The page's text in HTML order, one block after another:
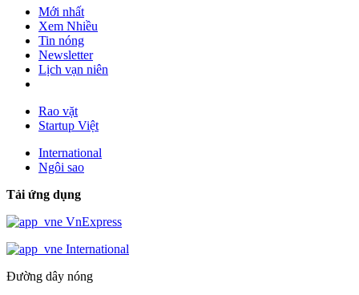
Mới nhất
Xem Nhiều
Tin nóng
Newsletter
Lịch vạn niên
Rao vặt
Startup Việt
International
Ngôi sao
Tải ứng dụng
VnExpress
International
Đường dây nóng